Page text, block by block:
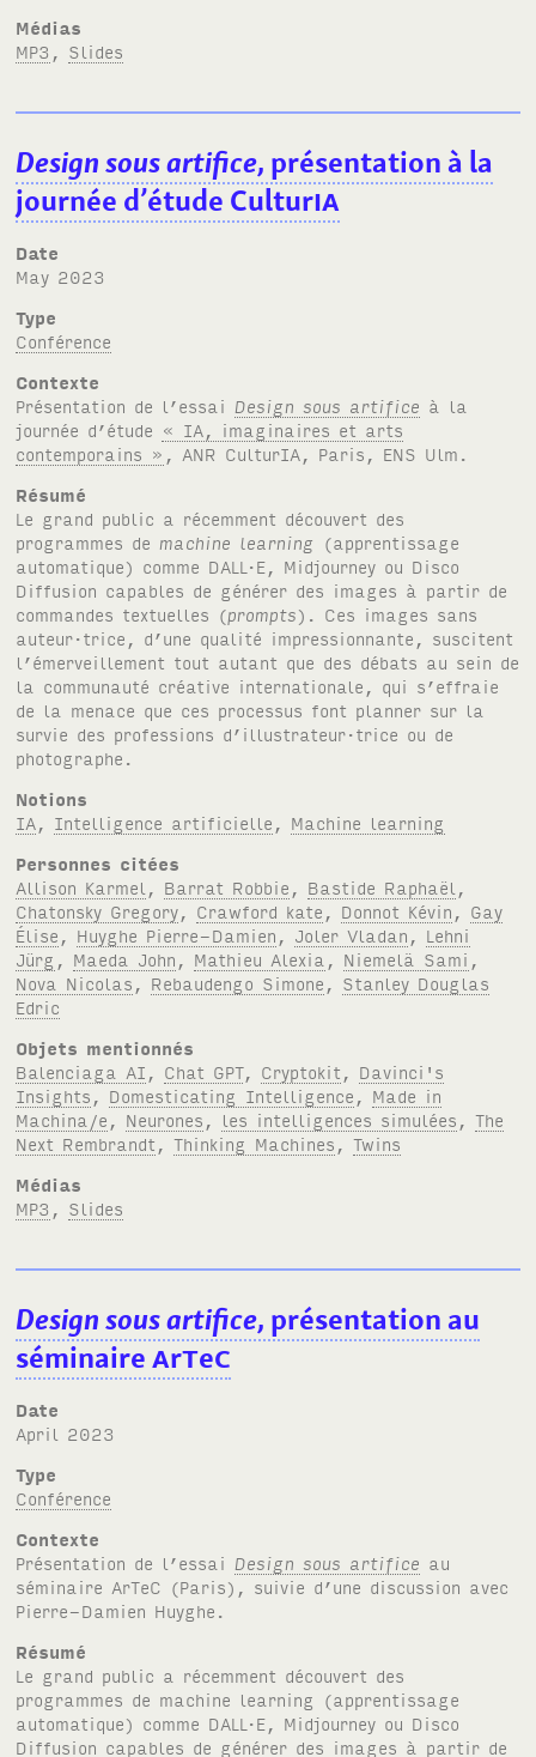
Médias
MP3 , Slides
Design sous artifice, présentation à la
journée d’étude CulturIA
Date
May 2023
Type
Conférence
Contexte
Présentation de l’essai Design sous artifice à la
journée d’étude « IA, imaginaires et arts
contemporains » , ANR CulturIA, Paris, ENS Ulm.
Résumé
Le grand public a récemment découvert des
programmes de machine learning (apprentissage
automatique) comme DALL·E, Midjourney ou Disco
Diffusion capables de générer des images à partir de
commandes textuelles (prompts). Ces images sans
auteur·trice, d’une qualité impressionnante, suscitent
l’émerveillement tout autant que des débats au sein de
la communauté créative internationale, qui s’effraie
de la menace que ces processus font planner sur la
survie des professions d’illustrateur·trice ou de
photographe.
Notions
IA, Intelligence artificielle , Machine learning
Personnes citées
Allison Karmel , Barrat Robbie , Bastide Raphaël ,
Chatonsky Gregory, Crawford kate , Donnot Kévin , Gay
Élise , Huyghe Pierre-Damien , Joler Vladan , Lehni
Jürg , Maeda John , Mathieu Alexia , Niemelä Sami ,
Nova Nicolas , Rebaudengo Simone , Stanley Douglas
Edric
Objets mentionnés
Balenciaga AI , Chat GPT, Cryptokit , Davinci's
Insights , Domesticating Intelligence , Made in
Machina/e , Neurones , les intelligences simulées ,The
Next Rembrandt ,Thinking Machines ,Twins
Médias
MP3 , Slides
Design sous artifice, présentation au
séminaireArTeC
Date
April 2023
Type
Conférence
Contexte
Présentation de l’essai Design sous artifice au
séminaire ArTeC (Paris), suivie d’une discussion avec
Pierre-Damien Huyghe.
Résumé
Le grand public a récemment découvert des
programmes de machine learning (apprentissage
automatique) comme DALL·E, Midjourney ou Disco
Diffusion capables de générer des images à partir de